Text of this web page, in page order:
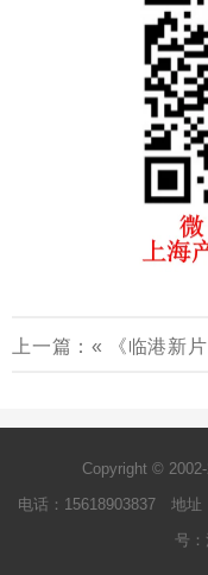
上一篇：« 《临港新
2024-2027Copyright ©
电话：15618903837 地址
号：